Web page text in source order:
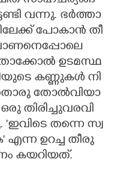
​വ​ന്നു.​ ​ഭ​ർ​ത്താ​
​പോ​കാ​ൻ​ ​തീ​
​താ​ക്കോ​ൽ​ ​ഉ​ട​മ​സ്ഥ​
​ക​ണ്ണു​ക​ൾ​ ​നി​
​തോ​ൽ​വി​യാ​
​ഒ​രു​ ​തി​രി​ച്ചു​വ​ര​വി​
​"​ഇ​വി​ടെ​ ​ത​ന്നെ​ ​സ്വ​
​എ​ന്ന​ ​ഉ​റ​ച്ച​ ​തീ​രു​
​ക​യ​റി​യ​ത്.​